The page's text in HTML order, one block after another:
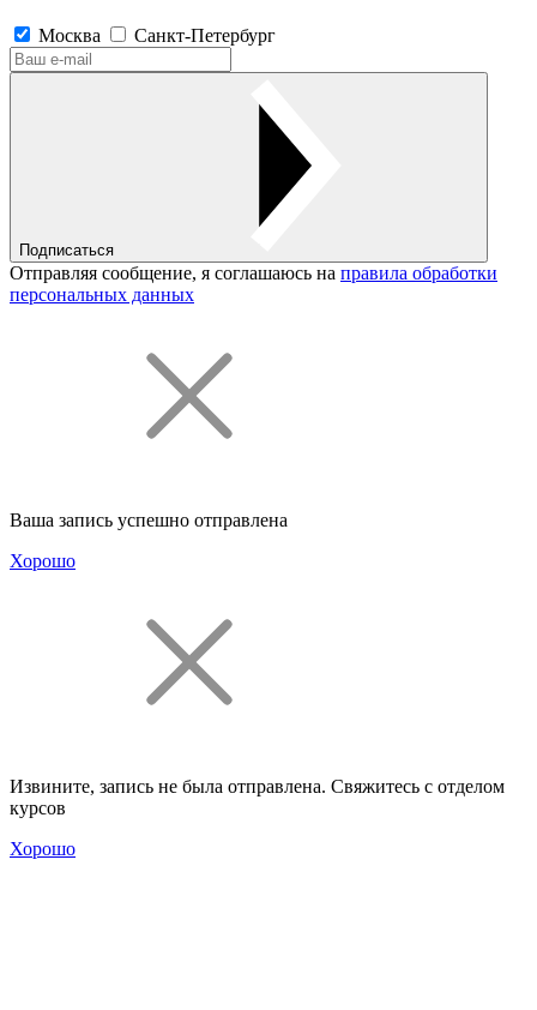
Москва Санкт-Петербург
Подписаться
Отправляя сообщение, я соглашаюсь на правила обработки
персональных данных
Ваша запись успешно отправлена
Хорошо
Извините, запись не была отправлена. Свяжитесь с отделом
курсов
Хорошо